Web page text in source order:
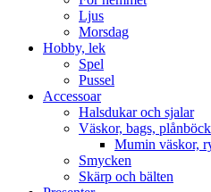
Ljus
Morsdag
Hobby, lek
Spel
Pussel
Accessoar
Halsdukar och sjalar
Väskor, bags,
Mumin väskor,
Smycken
Skärp och bälten